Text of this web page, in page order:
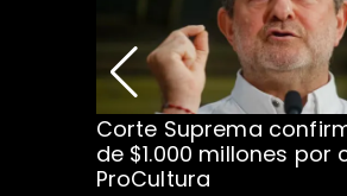
Corte Suprema
de $1.000 millones por
ProCultura